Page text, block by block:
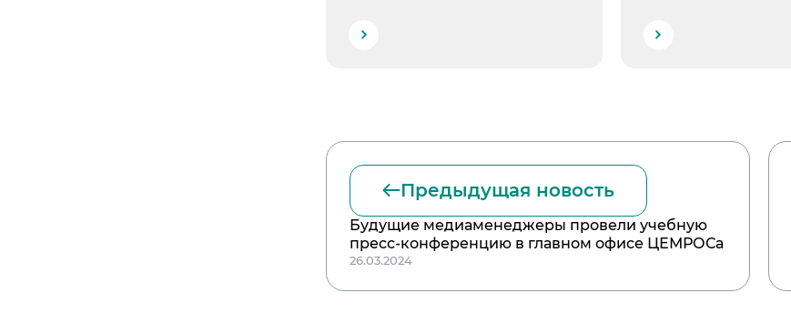
Предыдущая новость
Будущие медиаменеджеры провели учебную
пресс-конференцию в главном офисе ЦЕМРОСа
26.03.2024